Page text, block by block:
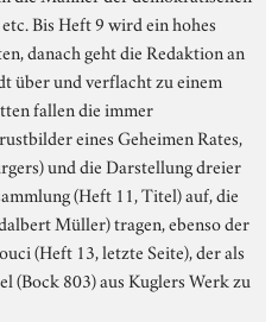
Bis Heft 9 wird ein hohes
danach geht die Redaktion an
über und verflacht zu einem
fallen die immer
eines Geheimen Rates,
und die Darstellung dreier
(Heft 11, Titel) auf, die
Müller) tragen, ebenso der
(Heft 13, letzte Seite), der als
(Bock 803) aus Kuglers Werk zu